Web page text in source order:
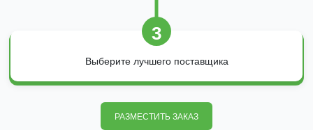
3
Выберите лучшего поставщика
РАЗМЕСТИТЬ ЗАКАЗ